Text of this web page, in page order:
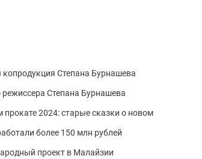
копродукция Степана Бурнашева
Степана Бурнашева
прокате 2024: старые сказки о новом
более 150 млн рублей
проект в Малайзии